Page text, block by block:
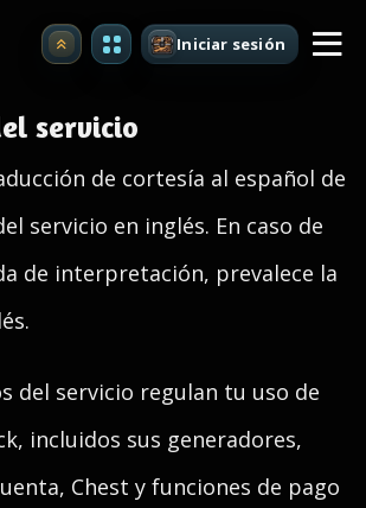
Mejorar Iniciar sesión
servicio
de cortesía al español de
servicio en inglés. En caso de
de interpretación, prevalece la
del servicio regulan tu uso de
incluidos sus generadores,
Chest y funciones de pago